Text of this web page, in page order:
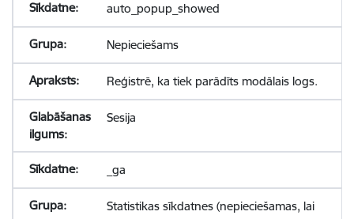
auto_popup_showed
Nepieciešams
Reģistrē, ka tiek parādīts modālais logs.
Sesija
_ga
Statistikas sīkdatnes (nepieciešamas, lai